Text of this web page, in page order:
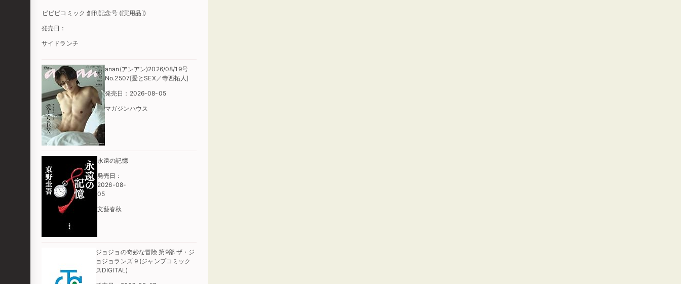
ビビビコミック 創刊記念号 ([実用品])
発売日：
サイドランチ
anan(アンアン)2026/08/19号
No.2507[愛とSEX／寺西拓人]
発売日：2026-08-05
マガジンハウス
永遠の記憶
発売日：
2026-08-
05
文藝春秋
ジョジョの奇妙な冒険 第9部 ザ・ジ
ョジョランズ 9 (ジャンプコミック
スDIGITAL)